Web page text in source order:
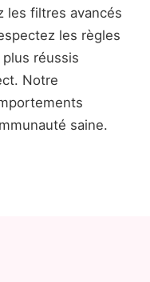
les filtres avancés
les règles
réussis
Notre
saine.